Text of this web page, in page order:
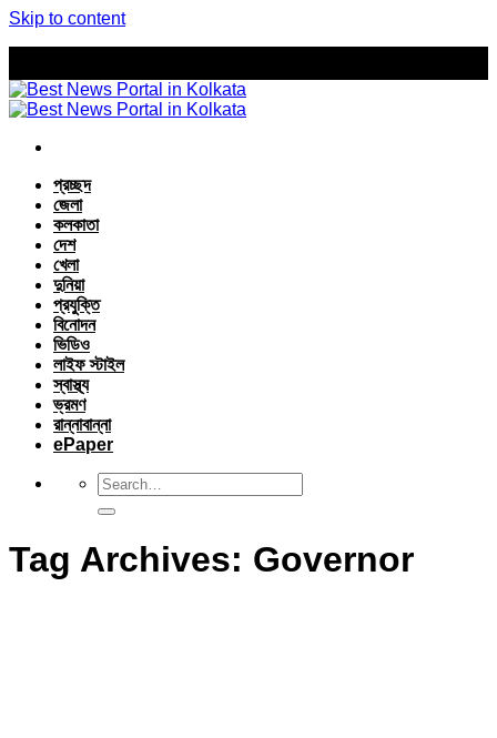
Skip to content
প্রচ্ছদ
জেলা
কলকাতা
দেশ
খেলা
দুনিয়া
প্রযুক্তি
বিনোদন
ভিডিও
লাইফ স্টাইল
স্বাস্থ্য
ভ্রমণ
রান্নাবান্না
ePaper
Tag Archives: Governor